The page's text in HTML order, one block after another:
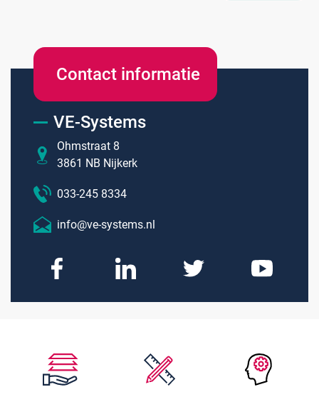
Contact informatie
VE-Systems
Ohmstraat 8
3861 NB Nijkerk
033-245 8334
info@ve-systems.nl
Productlijnen
Assortiment
Onze merken
Hammerlit
Septodry
Over VE-Systems
Contact
Ons team